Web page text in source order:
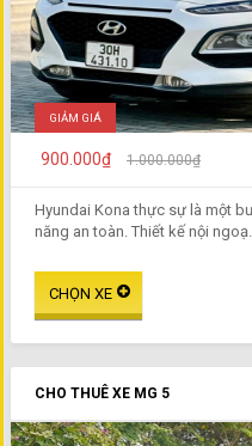
GIẢM GIÁ
900.000₫ 1.000.000₫
Hyundai Kona thực sự là một
năng an toàn. Thiết kế nội ngoạ...
CHO THUÊ XE MG 5